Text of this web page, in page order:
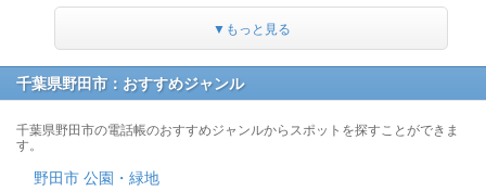
▼もっと見る
千葉県野田市：おすすめジャンル
千葉県野田市の電話帳のおすすめジャンルからスポットを探すことができま
す。
野田市 公園・緑地